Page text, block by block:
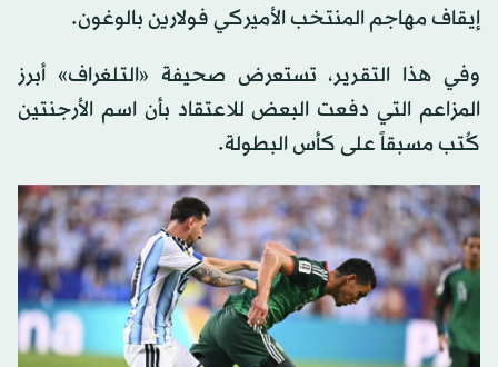
إيقاف مهاجم المنتخب الأميركي فولارين بالوغون.
وفي هذا التقرير، تستعرض صحيفة «التلغراف» أبرز
المزاعم التي دفعت البعض للاعتقاد بأن اسم الأرجنتين
كُتب مسبقاً على كأس البطولة.